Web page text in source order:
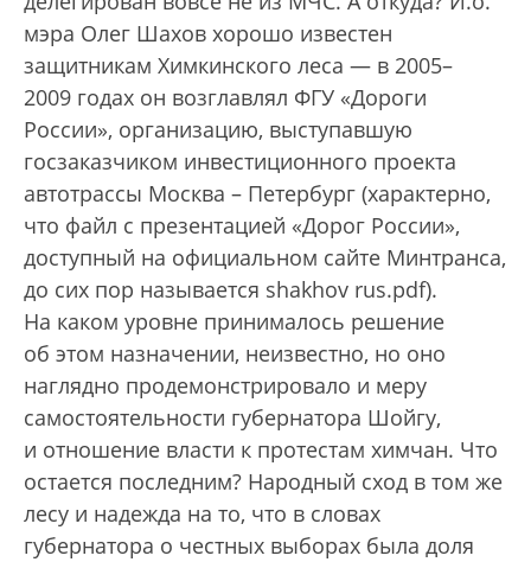
мэра Олег Шахов хорошо известен
защитникам Химкинского леса — в 2005–
2009 годах он возглавлял ФГУ «Дороги
России», организацию, выступавшую
госзаказчиком инвестиционного проекта
автотрассы Москва – Петербург (характерно,
что файл с презентацией «Дорог России»,
доступный на официальном сайте Минтранса,
до сих пор называется shakhov rus.pdf).
На каком уровне принималось решение
об этом назначении, неизвестно, но оно
наглядно продемонстрировало и меру
самостоятельности губернатора Шойгу,
и отношение власти к протестам химчан. Что
остается последним? Народный сход в том же
лесу и надежда на то, что в словах
губернатора о честных выборах была доля